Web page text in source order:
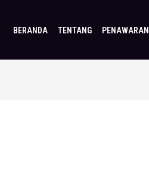
BERANDA TENTANG PENAWARAN